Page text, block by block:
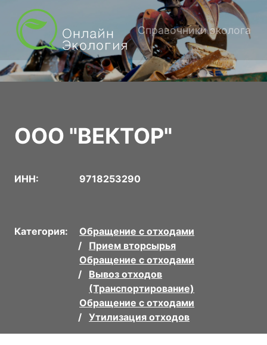
Справочники эколога
ООО "ВЕКТОР"
ИНН: 9718253290
Категория:
Обращение с отходами
Прием вторсырья
Обращение с отходами
Вывоз отходов
(Транспортирование)
Обращение с отходами
Утилизация отходов